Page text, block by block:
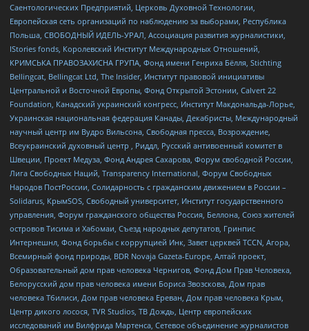
Саентологических Предприятий, Церковь Духовной Технологии,
Европейская сеть организаций по наблюдению за выборами, Республика
Польша, СВОБОДНЫЙ ИДЕЛЬ-УРАЛ, Ассоциация развития журналистики,
IStories fonds, Королевский Институт Международных Отношений,
КРИМСЬКА ПРАВОЗАХИСНА ГРУПА, Фонд имени Генриха Бёлля, Stichting
Bellingcat, Bellingcat Ltd, The Insider, Институт правовой инициативы
Центральной и Восточной Европы, Фонд Открытой Эстонии, Calvert 22
Foundation, Канадский украинский конгресс, Институт Макдональда-Лорье,
Украинская национальная федерация Канады, Декабристы, Международный
научный центр им Вудро Вильсона, Свободная пресса, Возрождение,
Всеукраинский духовный центр , Риддл, Русский антивоенный комитет в
Швеции, Проект Медуза, Фонд Андрея Сахарова, Форум свободной России,
Лига Свободных Наций, Transparеncy International, Форум Свободных
Народов ПостРоссии, Солидарность с гражданским движением в России –
Solidarus, КрымSOS, Свободный университет, Институт государственного
управления, Форум гражданского общества Россия, Беллона, Союз жителей
островов Тисима и Хабомаи, Съезд народных депутатов, Гринпис
Интернешнл, Фонд борьбы с коррупцией Инк, Завет церквей TCCN, Агора,
Всемирный фонд природы, BDR Novaja Gazeta-Europe, Алтай проект,
Образовательный дом прав человека Чернигов, Фонд Дом Прав Человека,
Белорусский дом прав человека имени Бориса Звозскова, Дом прав
человека Тбилиси, Дом прав человека Ереван, Дом прав человека Крым,
Центр дикого лосося, TVR Studios, ТВ Дождь, Центр европейских
исследований им Вилфрида Мартенса, Сетевое объединение журналистов